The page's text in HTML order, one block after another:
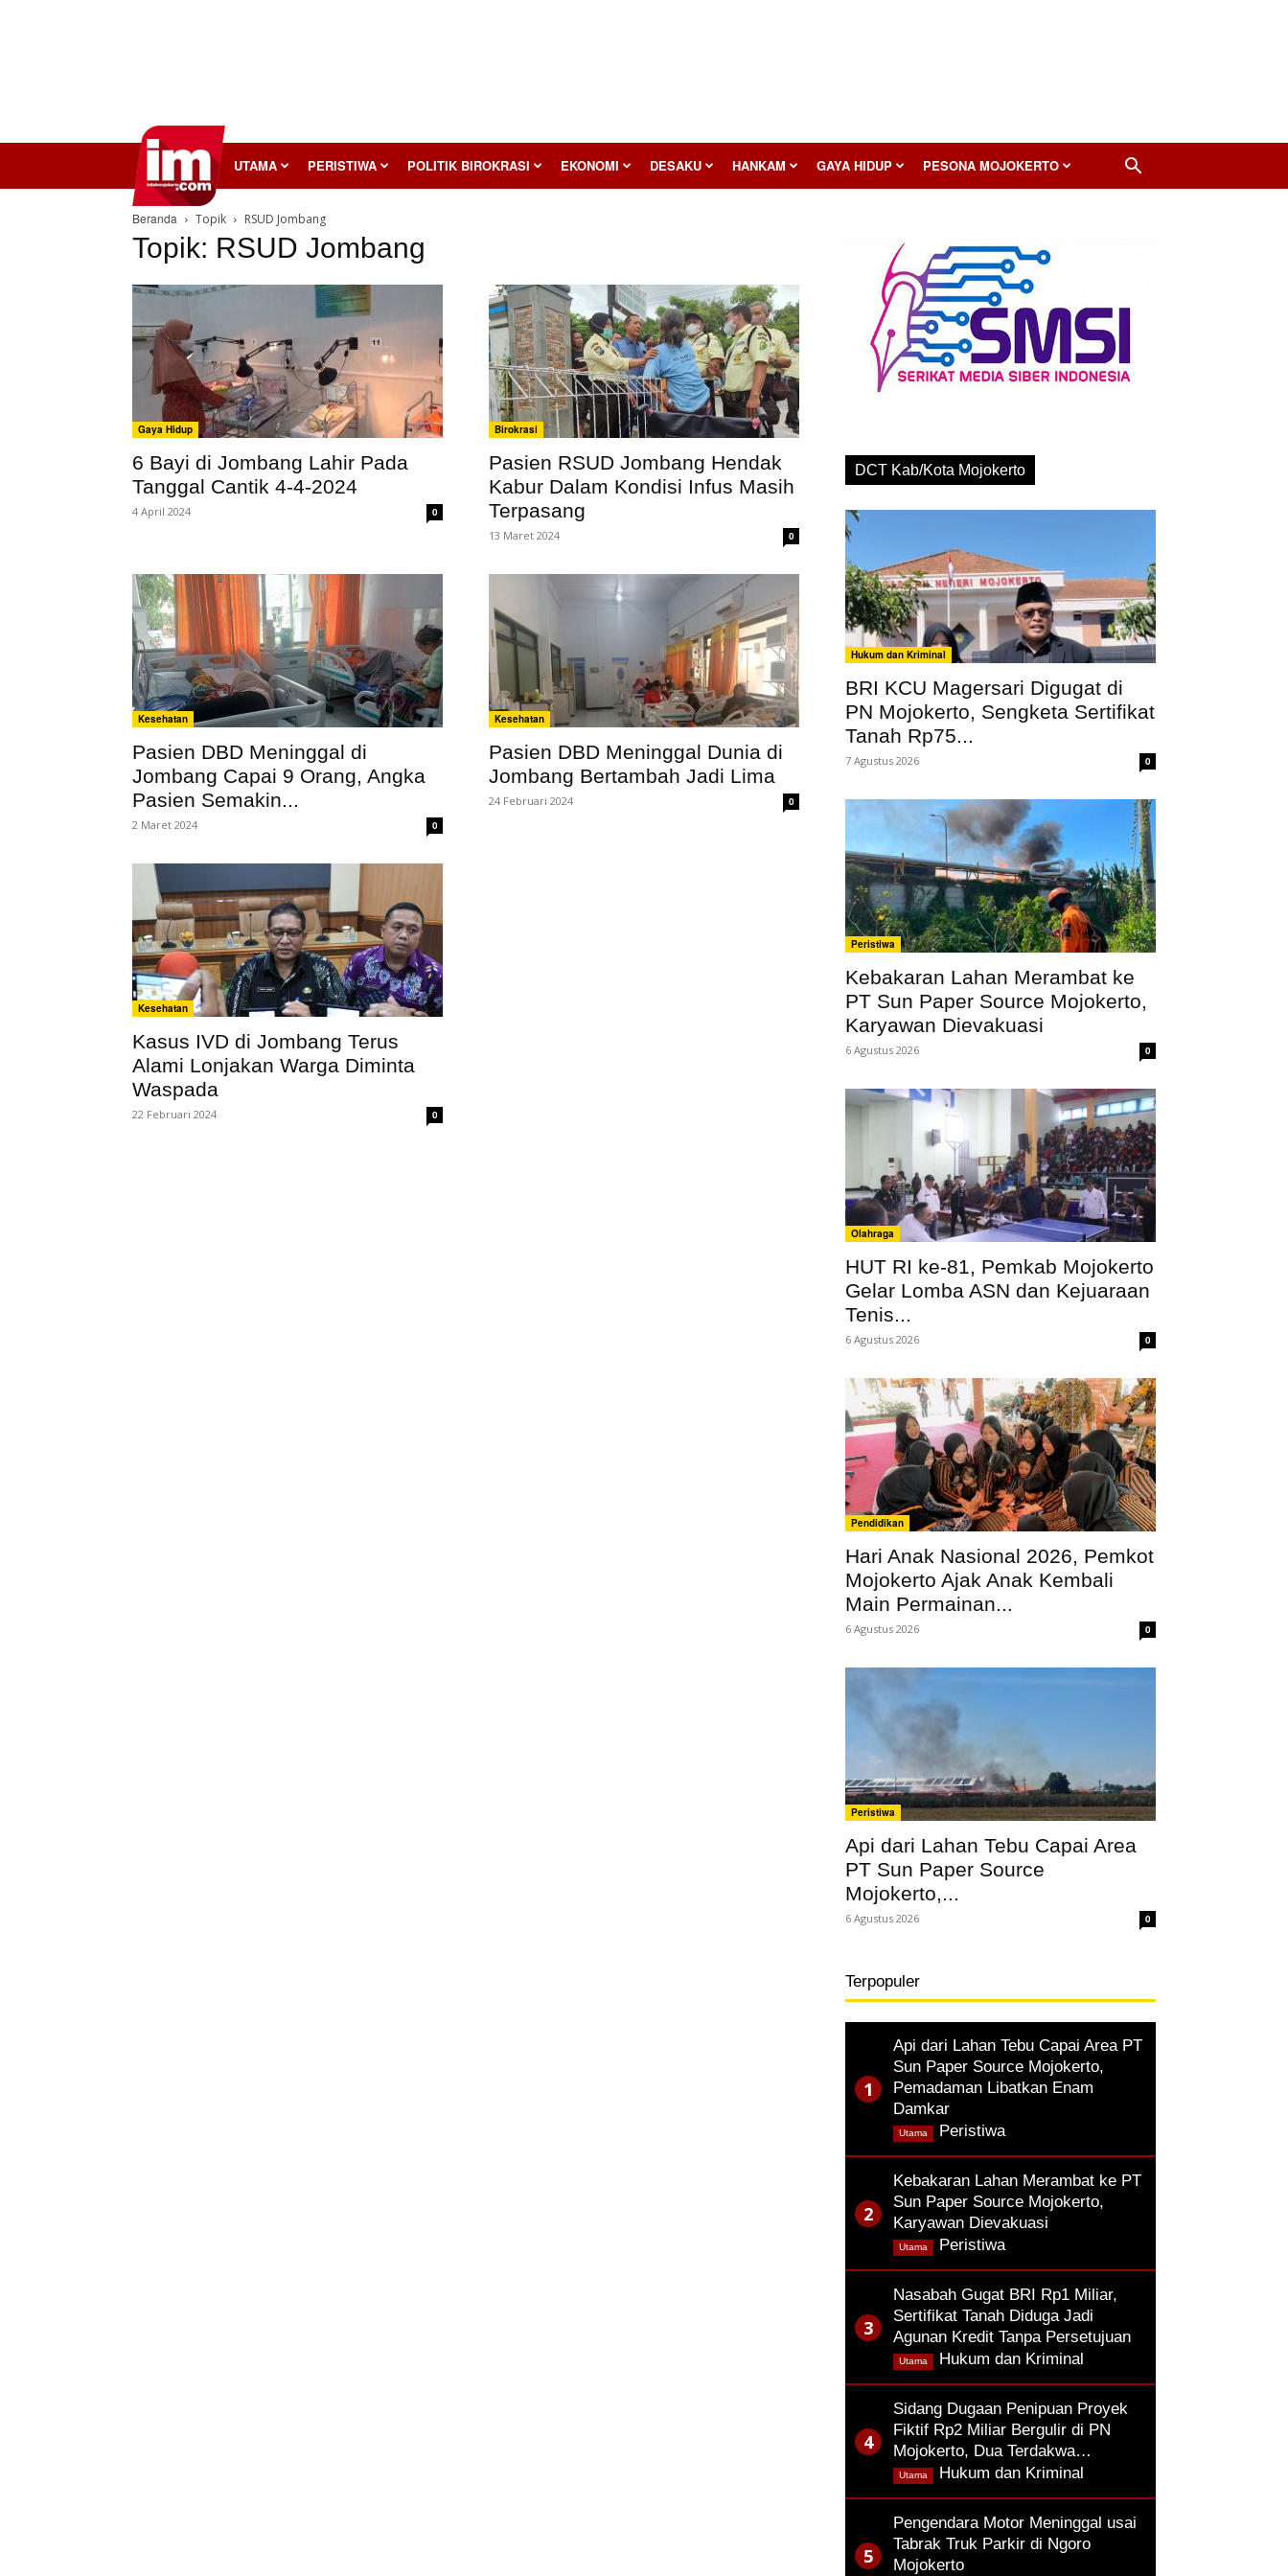
InilahMojokerto UTAMA PERISTIWA POLITIK BIROKRASI EKONOMI DESAKU HANKAM GAYA HIDUP PESONA MOJOKERTO
Beranda Topik RSUD Jombang
Topik: RSUD Jombang
Gaya Hidup
6 Bayi di Jombang Lahir Pada
Tanggal Cantik 4-4-2024
4 April 2024 0
Birokrasi
Pasien RSUD Jombang Hendak
Kabur Dalam Kondisi Infus Masih
Terpasang
13 Maret 2024 0
Kesehatan
Pasien DBD Meninggal di
Jombang Capai 9 Orang, Angka
Pasien Semakin...
2 Maret 2024 0
Kesehatan
Pasien DBD Meninggal Dunia di
Jombang Bertambah Jadi Lima
24 Februari 2024 0
Kesehatan
Kasus IVD di Jombang Terus
Alami Lonjakan Warga Diminta
Waspada
22 Februari 2024 0
DCT Kab/Kota Mojokerto
Hukum dan Kriminal
BRI KCU Magersari Digugat di
PN Mojokerto, Sengketa Sertifikat
Tanah Rp75...
7 Agustus 2026 0
Peristiwa
Kebakaran Lahan Merambat ke
PT Sun Paper Source Mojokerto,
Karyawan Dievakuasi
6 Agustus 2026 0
Olahraga
HUT RI ke-81, Pemkab Mojokerto
Gelar Lomba ASN dan Kejuaraan
Tenis...
6 Agustus 2026 0
Pendidikan
Hari Anak Nasional 2026, Pemkot
Mojokerto Ajak Anak Kembali
Main Permainan...
6 Agustus 2026 0
Peristiwa
Api dari Lahan Tebu Capai Area
PT Sun Paper Source
Mojokerto,...
6 Agustus 2026 0
Terpopuler
Api dari Lahan Tebu Capai Area PT
Sun Paper Source Mojokerto,
Pemadaman Libatkan Enam
Damkar
Peristiwa,
Utama
Kebakaran Lahan Merambat ke PT
Sun Paper Source Mojokerto,
Karyawan Dievakuasi
Peristiwa,
Utama
Nasabah Gugat BRI Rp1 Miliar,
Sertifikat Tanah Diduga Jadi
Agunan Kredit Tanpa Persetujuan
Hukum dan Kriminal
Utama
Sidang Dugaan Penipuan Proyek
Fiktif Rp2 Miliar Bergulir di PN
Mojokerto, Dua Terdakwa…
Hukum dan Kriminal
Utama
Pengendara Motor Meninggal usai
Tabrak Truk Parkir di Ngoro
Mojokerto